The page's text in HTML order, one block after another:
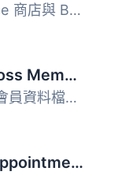
透過將您的 WooCommerce 商店與 BuddyPress 或 BuddyBoss 社...
BuddyPress & BuddyBoss Member Profile Forms
將表單集成到BuddyPress會員資料檔案中。讓您的使用者可以在...
WP BASE Booking of Appointments, Services and Events